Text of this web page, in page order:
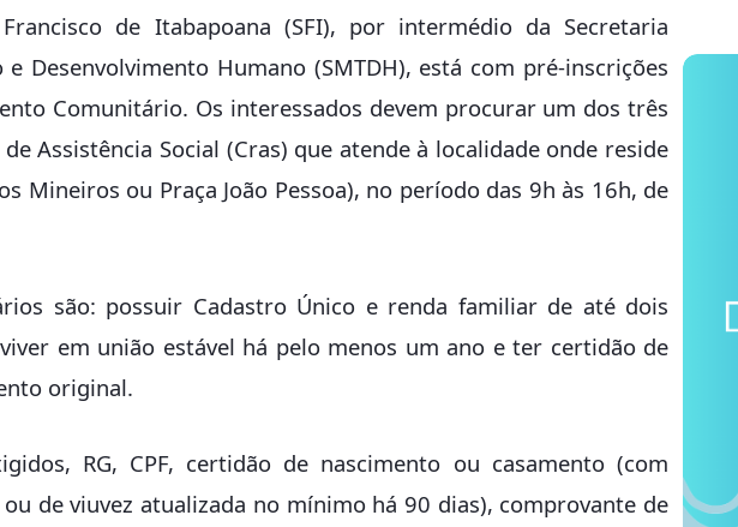
de Itabapoana (SFI), por intermédio da Secretaria
Desenvolvimento Humano (SMTDH), está com pré-inscrições
Comunitário. Os interessados devem procurar um dos três
Assistência Social (Cras) que atende à localidade onde reside
Mineiros ou Praça João Pessoa), no período das 9h às 16h, de
são: possuir Cadastro Único e renda familiar de até dois
em união estável há pelo menos um ano e ter certidão de
original.
RG, CPF, certidão de nascimento ou casamento (com
de viuvez atualizada no mínimo há 90 dias), comprovante de